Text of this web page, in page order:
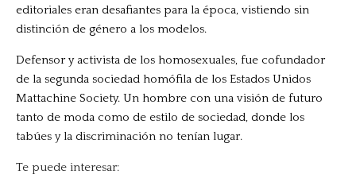
editoriales eran desafiantes para la época, vistiendo sin
distinción de género a los modelos.
Defensor y activista de los homosexuales, fue cofundador
de la segunda sociedad homófila de los Estados Unidos
Mattachine Society. Un hombre con una visión de futuro
tanto de moda como de estilo de sociedad, donde los
tabúes y la discriminación no tenían lugar.
Te puede interesar: